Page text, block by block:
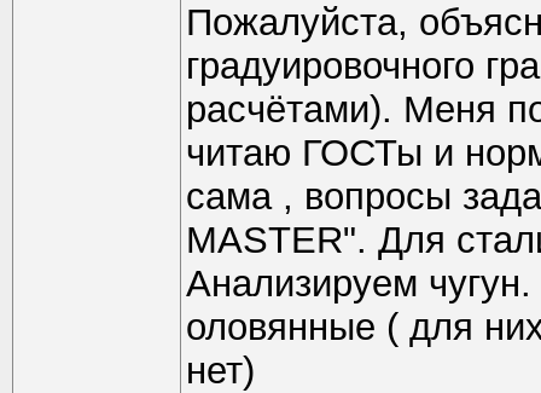
Пожалуйста,
градуировочного
расчётами). Меня
читаю ГОСТы и
сама , вопросы
MASTER". Для
Анализируем
оловянные ( для
нет)